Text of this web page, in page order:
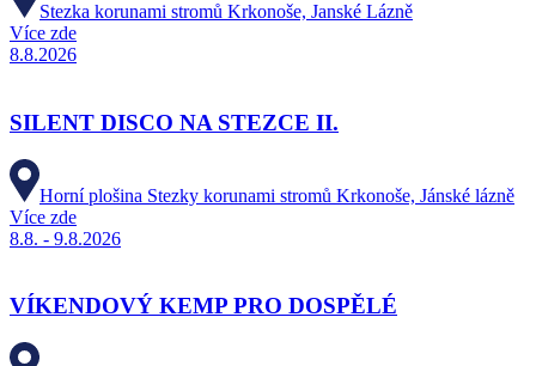
Stezka korunami stromů Krkonoše, Janské Lázně
Více zde
8.8.2026
SILENT DISCO NA STEZCE II.
Horní plošina Stezky korunami stromů Krkonoše, Jánské lázně
Více zde
8.8. - 9.8.2026
VÍKENDOVÝ KEMP PRO DOSPĚLÉ